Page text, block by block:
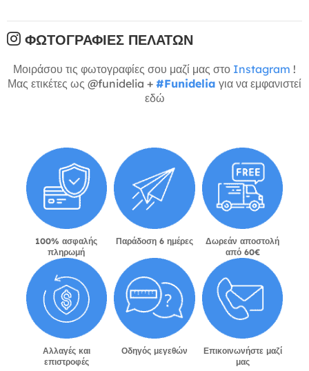
ΦΩΤΟΓΡΑΦΊΕΣ ΠΕΛΑΤΏΝ
Μοιράσου τις φωτογραφίες σου μαζί μας στο Instagram !
Μας ετικέτες ως @funidelia + #Funidelia για να εμφανιστεί
εδώ
100% ασφαλής
πληρωμή
Παράδοση 6 ημέρες
Δωρεάν αποστολή
από 60€
Αλλαγές και
επιστροφές
Οδηγός μεγεθών
Επικοινωνήστε μαζί
μας